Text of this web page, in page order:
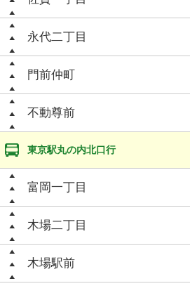
永代二丁目
門前仲町
不動尊前
東京駅丸の内北口行
富岡一丁目
木場二丁目
木場駅前